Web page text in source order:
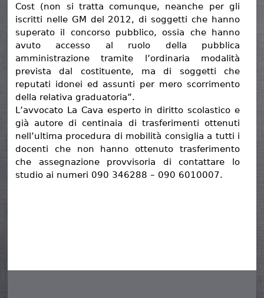
Cost (non si tratta comunque, neanche per gli
iscritti nelle GM del 2012, di soggetti che hanno
superato il concorso pubblico, ossia che hanno
avuto accesso al ruolo della pubblica
amministrazione tramite l’ordinaria modalità
prevista dal costituente, ma di soggetti che
reputati idonei ed assunti per mero scorrimento
della relativa graduatoria”.
L’avvocato La Cava esperto in diritto scolastico e
già autore di centinaia di trasferimenti ottenuti
nell’ultima procedura di mobilità consiglia a tutti i
docenti che non hanno ottenuto trasferimento
che assegnazione provvisoria di contattare lo
studio ai numeri 090 346288 – 090 6010007.